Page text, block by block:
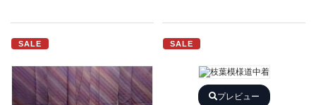
SALE SALE
プレビュー